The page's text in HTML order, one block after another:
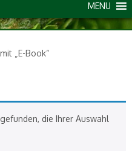
MENU
„E-Book“
die Ihrer Auswahl